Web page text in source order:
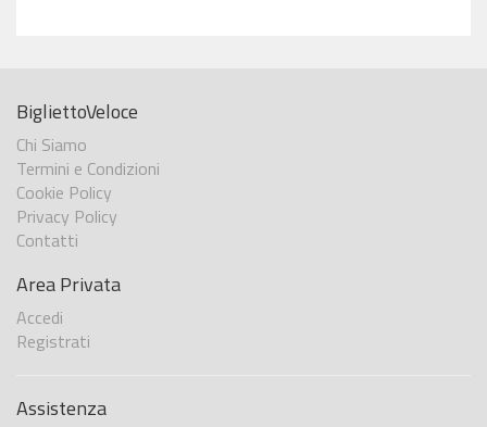
BigliettoVeloce
Chi Siamo
Termini e Condizioni
Cookie Policy
Privacy Policy
Contatti
Area Privata
Accedi
Registrati
Assistenza